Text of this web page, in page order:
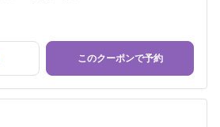
このクーポンで予約